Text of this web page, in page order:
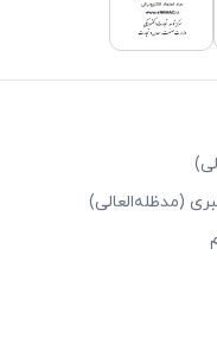
(مد‌ظله‌العالی)